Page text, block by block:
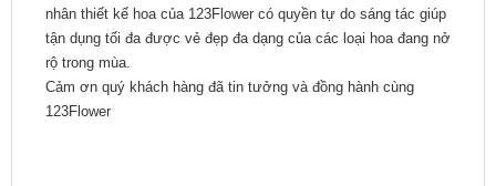
nhân thiết kế hoa của 123Flower có quyền tự do sáng tác giúp
tận dụng tối đa được vẻ đẹp đa dạng của các loại hoa đang nở
rộ trong mùa.
Cảm ơn quý khách hàng đã tin tưởng và đồng hành cùng
123Flower